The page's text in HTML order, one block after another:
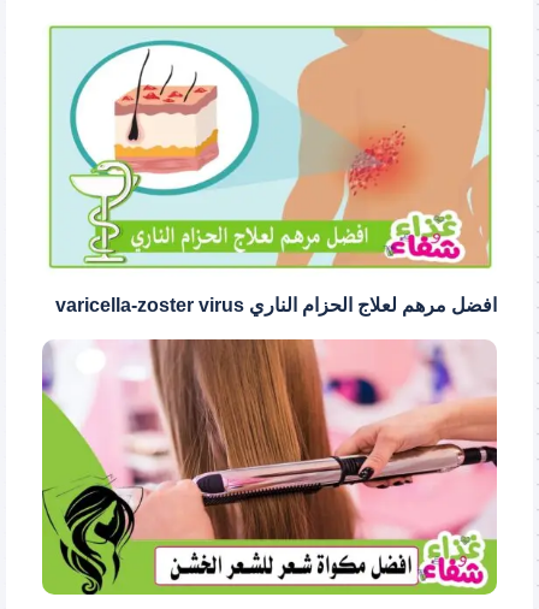
افضل مرهم لعلاج الحزام الناري varicella-zoster virus